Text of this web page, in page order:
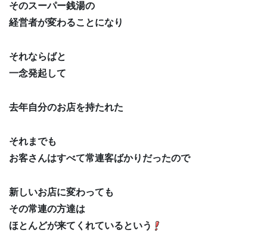
そのスーパー銭湯の
経営者が変わることになり
それならばと
一念発起して
去年自分のお店を持たれた
それまでも
お客さんはすべて常連客ばかりだったので
新しいお店に変わっても
その常連の方達は
ほとんどが来てくれているという